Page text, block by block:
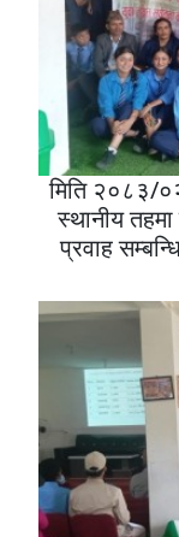
मिति २०८३/
स्थानीय
प्रवाह